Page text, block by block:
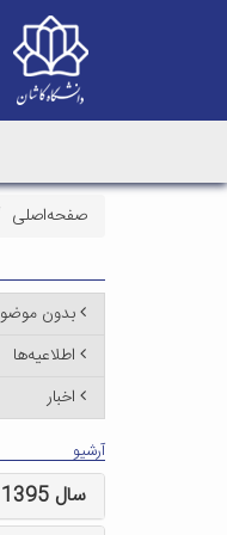
صفحه‌اصلی
بدون
اطلاعیه‌ها
اخبار
آرشیو
سال 1395 (5)